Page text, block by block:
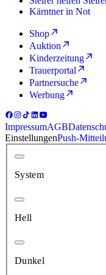
Kärntner in Not
Shop
Auktion
Kinderzeitung
Trauerportal
Partnersuche
Werbung
ImpressumAGB
EinstellungenPush-
System
Hell
Dunkel